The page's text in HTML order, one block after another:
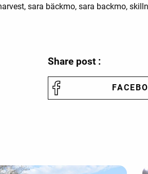
sara bäckmo, sara backmo,
Share post :